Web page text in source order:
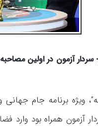
سردار آزمون در اولین
آزمون همراه بود